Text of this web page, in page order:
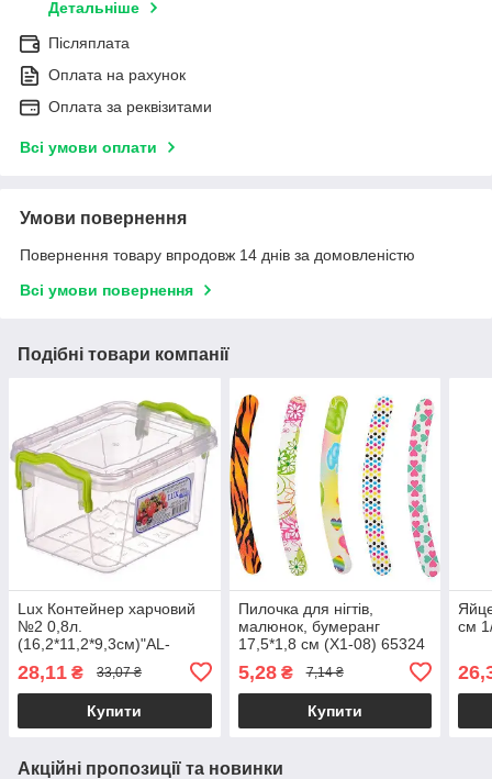
Детальніше
Післяплата
Оплата на рахунок
Оплата за реквізитами
Всі умови оплати
Умови повернення
Повернення товару впродовж 14 днів за домовленістю
Всі умови повернення
Подібні товари компанії
Lux Контейнер харчовий
№2 0,8л.
(16,2*11,2*9,3см)"AL-
28,11 ₴ 33,07 ₴
Купити
Пилочка для нігтів,
малюнок, бумеранг
17,5*1,8 см (X1-08) 65324
5,28₴ 7,14 ₴
Купити
см
Акційні пропозиції та новинки